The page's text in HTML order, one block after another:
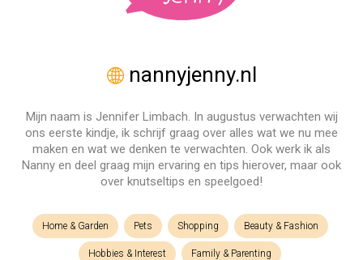
nannyjenny.nl
Mijn naam is Jennifer Limbach. In augustus verwachten wij
ons eerste kindje, ik schrijf graag over alles wat we nu mee
maken en wat we denken te verwachten. Ook werk ik als
Nanny en deel graag mijn ervaring en tips hierover, maar ook
over knutseltips en speelgoed!
Home & Garden Pets Shopping Beauty & Fashion
Hobbies & Interest Family & Parenting